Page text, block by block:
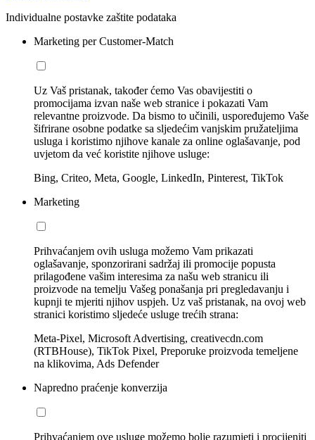
Individualne postavke zaštite podataka
Marketing per Customer-Match
Uz Vaš pristanak, također ćemo Vas obavijestiti o
promocijama izvan naše web stranice i pokazati Vam
relevantne proizvode. Da bismo to učinili, uspoređujemo Vaše
šifrirane osobne podatke sa sljedećim vanjskim pružateljima
usluga i koristimo njihove kanale za online oglašavanje, pod
uvjetom da već koristite njihove usluge:
Bing, Criteo, Meta, Google, LinkedIn, Pinterest, TikTok
Marketing
Prihvaćanjem ovih usluga možemo Vam prikazati
oglašavanje, sponzorirani sadržaj ili promocije popusta
prilagođene vašim interesima za našu web stranicu ili
proizvode na temelju Vašeg ponašanja pri pregledavanju i
kupnji te mjeriti njihov uspjeh. Uz vaš pristanak, na ovoj web
stranici koristimo sljedeće usluge trećih strana:
Meta-Pixel, Microsoft Advertising, creativecdn.com
(RTBHouse), TikTok Pixel, Preporuke proizvoda temeljene
na klikovima, Ads Defender
Napredno praćenje konverzija
Prihvaćanjem ove usluge možemo bolje razumjeti i procijeniti